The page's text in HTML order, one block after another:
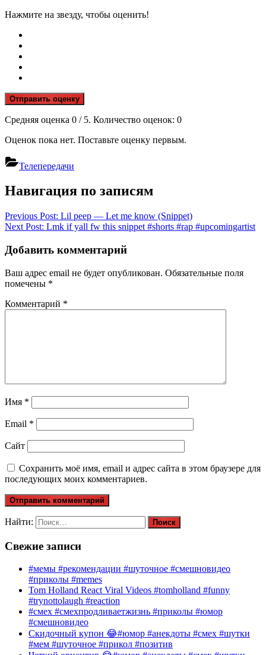
Нажмите на звезду, чтобы оценить!
Отправить оценку
Средняя оценка 0 / 5. Количество оценок: 0
Оценок пока нет. Поставьте оценку первым.
Телепередачи
Навигация по записям
Previous Post: Lil peep — Let me know (Snippet)
Next Post: Lmk if yall fw this snippet #shorts #rap #upcomingartist
Добавить комментарий
Ваш адрес email не будет опубликован. Обязательные поля
помечены *
Комментарий *
Имя *
Email *
Сайт
Сохранить моё имя, email и адрес сайта в этом браузере для
последующих моих комментариев.
Найти:
Свежие записи
#мемы #рекомендации #шуточное #смешновидео
#приколы #memes
Tom Holland React Viral Videos #tomholland #funny
#trynottolaugh #reaction
#смех #смехпродливаетжизнь #приколы #юмор
#смешновидео
Скидочный купон 😂#юмор #анекдоты #смех #шутки
#мем #шуточное #прикол #позитив